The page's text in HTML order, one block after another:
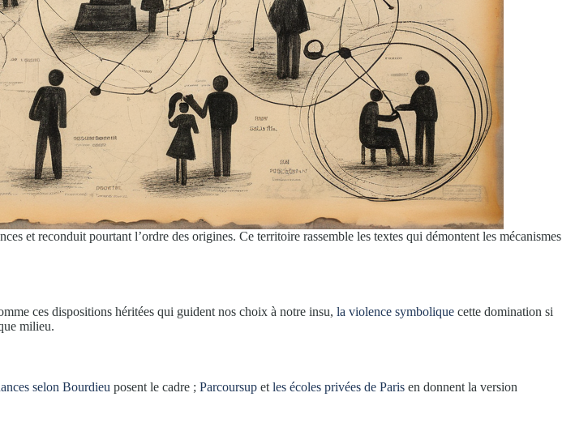
et reconduit pourtant l’ordre des origines. Ce territoire rassemble les textes qui démontent les mécanismes
ces dispositions héritées qui guident nos choix à notre insu, la violence symbolique cette domination si
milieu.
selon Bourdieu posent le cadre ; Parcoursup et les écoles privées de Paris en donnent la version